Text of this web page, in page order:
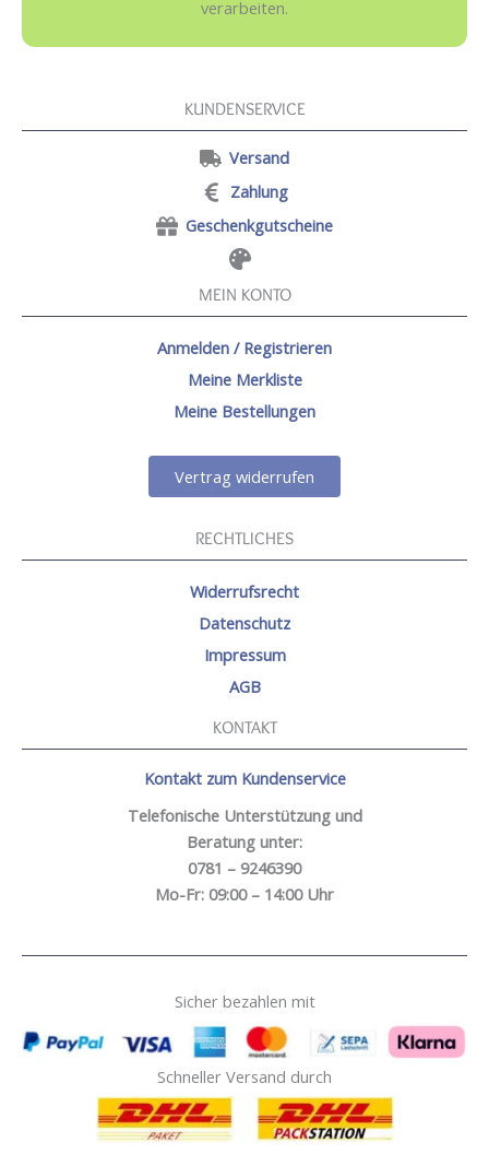
verarbeiten.
KUNDENSERVICE
Versand
Zahlung
Geschenkgutscheine
MEIN KONTO
Anmelden / Registrieren
Meine Merkliste
Meine Bestellungen
Vertrag widerrufen
RECHTLICHES
Widerrufsrecht
Datenschutz
Impressum
AGB
KONTAKT
Kontakt zum Kundenservice
Telefonische Unterstützung und
Beratung unter:
0781 – 9246390
Mo-Fr: 09:00 – 14:00 Uhr
Sicher bezahlen mit
Schneller Versand durch